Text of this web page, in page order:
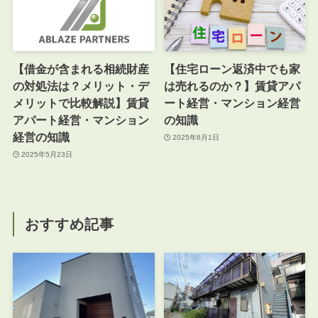
【借金が含まれる相続財産
の対処法は？メリット・デ
メリットで比較解説】賃貸
アパート経営・マンション
経営の知識
2025年5月23日
【住宅ローン返済中でも家
は売れるのか？】賃貸アパ
ート経営・マンション経営
の知識
2025年6月1日
おすすめ記事